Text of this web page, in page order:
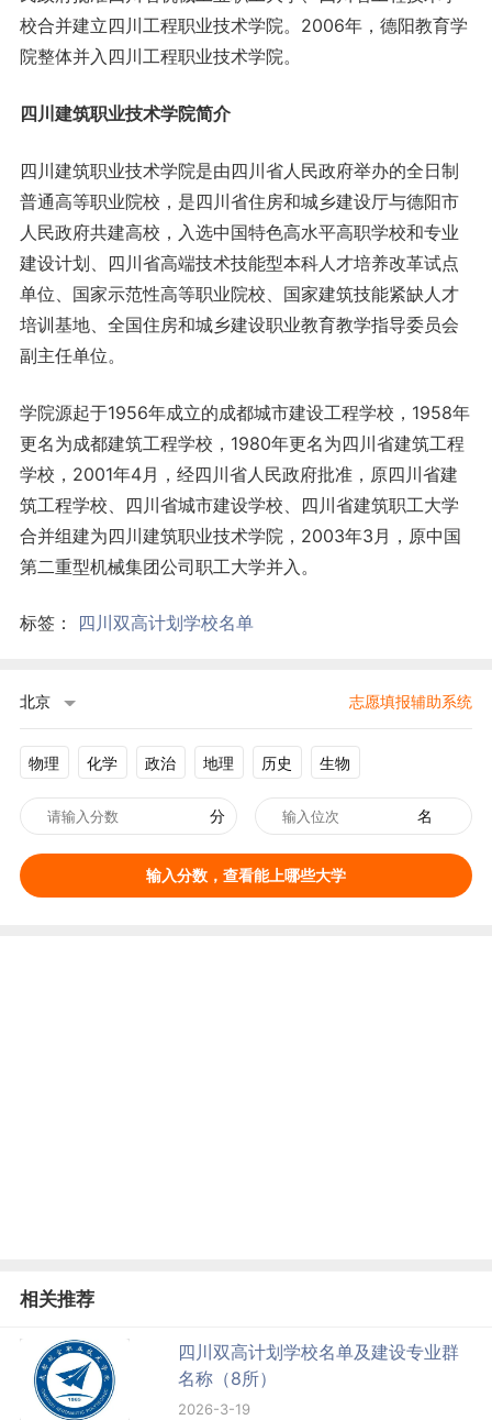
校合并建立四川工程职业技术学院。2006年，德阳教育学
院整体并入四川工程职业技术学院。
四川建筑职业技术学院简介
四川建筑职业技术学院是由四川省人民政府举办的全日制
普通高等职业院校，是四川省住房和城乡建设厅与德阳市
人民政府共建高校，入选中国特色高水平高职学校和专业
建设计划、四川省高端技术技能型本科人才培养改革试点
单位、国家示范性高等职业院校、国家建筑技能紧缺人才
培训基地、全国住房和城乡建设职业教育教学指导委员会
副主任单位。
学院源起于1956年成立的成都城市建设工程学校，1958年
更名为成都建筑工程学校，1980年更名为四川省建筑工程
学校，2001年4月，经四川省人民政府批准，原四川省建
筑工程学校、四川省城市建设学校、四川省建筑职工大学
合并组建为四川建筑职业技术学院，2003年3月，原中国
第二重型机械集团公司职工大学并入。
标签： 四川双高计划学校名单
北京 志愿填报辅助系统
物理 化学 政治 地理 历史 生物
分 名
输入分数，查看能上哪些大学
相关推荐
四川双高计划学校名单及建设专业群
名称（8所）
2026-3-19